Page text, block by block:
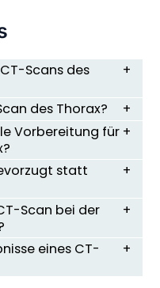
Scans des
des Thorax?
Vorbereitung für
statt
Scan bei der
eines CT-